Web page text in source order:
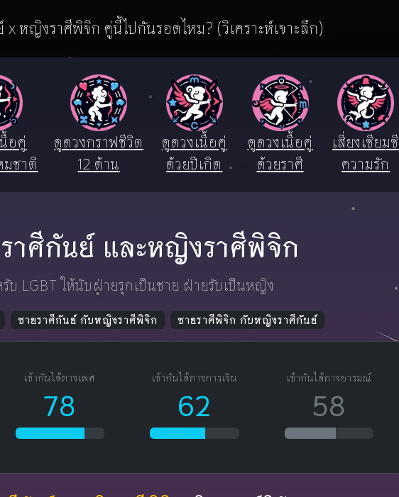
x หญิงราศีพิจิก คู่นี้ไปกันรอดไหม? (วิเคราะห์เจาะลึก)
อคู่
มชาติ
ดูดวงกราฟชีวิต
12 ด้าน
ดูดวงเนื้อคู่
ด้วยปีเกิด
ดูดวงเนื้อคู่
ด้วยราศี
เสี่ยงเซียมซี
ความรัก
าศีกันย์ และหญิงราศีพิจิก
บ LGBT ให้นับฝ่ายรุกเป็นชาย ฝ่ายรับเป็นหญิง
ชายราศีกันย์ กับหญิงราศีพิจิก ชายราศีพิจิก กับหญิงราศีกันย์
เข้ากันได้ทางเพศ
78
เข้ากันได้ทางการเงิน
62
เข้ากันได้ทางอารมณ์
58